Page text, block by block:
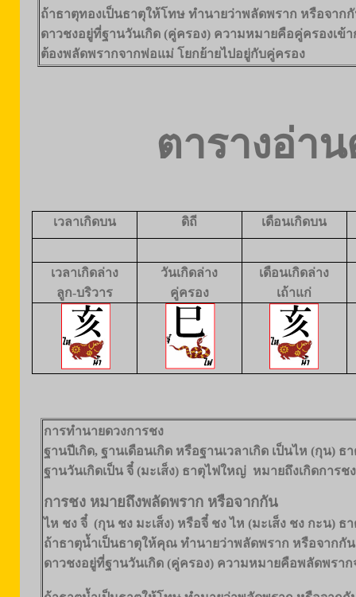
ถ้าธาตุทองเป็นธาตุให้โทษ ทำนายว่าพลัดพราก หรือจาก
ดาวชงอยู่ที่ฐานวันเกิด (คู่ครอง) ความหมายคือคู่ครองเข้า
ต้องพลัดพรากจากพ่อแม่ โยกย้ายไปอยู่กับคู่ครอง
ตารางอ่า
เวลาเกิดบน ดิถี เดือนเกิดบน
เวลาเกิดล่าง
ลูก-บริวาร
วันเกิดล่าง
คู่ครอง
เดือนเกิดล่าง
เถ้าแก่
การทำนายดวงการชง
ฐานปีเกิด, ฐานเดือนเกิด หรือฐานเวลาเกิด เป็นไห (กุน)
ฐานวันเกิดเป็น จี๋ (มะเส็ง) ธาตุไฟใหญ่ หมายถึงเกิดการชง
การชง หมายถึงพลัดพราก หรือจากกัน
ไห ชง จี๋ (กุน ชง มะเส็ง) หรือจี๋ ชง ไห (มะเส็ง ชง กะน) ธ
ถ้าธาตุน้ำเป็นธาตุให้คุณ ทำนายว่าพลัดพราก หรือจากกั
ดาวชงอยู่ที่ฐานวันเกิด (คู่ครอง) ความหมายคือพลัดพรา